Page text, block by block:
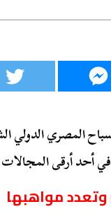
المصري الدولي
أرقى المجالات
مواهبها